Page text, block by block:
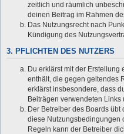
zeitlich und räumlich
deinen Beitrag im Rahmen
Das Nutzungsrecht nach
Kündigung des
3. PFLICHTEN DES NUTZERS
Du erklärst mit der Erstellung
enthält, die gegen geltendes
erklärst insbesondere, dass
Beiträgen verwendeten Links
Der Betreiber des Boards übt
diese Nutzungsbedingungen
Regeln kann der Betreiber